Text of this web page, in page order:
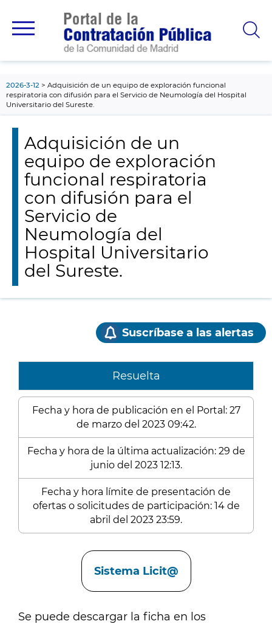
principal
2026-3-12
Adquisición de un equipo de exploración funcional
respiratoria con difusión para el Servicio de Neumología del Hospital
Universitario del Sureste.
Adquisición de un
equipo de exploración
funcional respiratoria
con difusión para el
Servicio de
Neumología del
Hospital Universitario
del Sureste.
Suscríbase a las alertas
Resuelta
Fecha y hora de publicación en el Portal: 27
de marzo del 2023 09:42.
Fecha y hora de la última actualización: 29 de
junio del 2023 12:13.
Fecha y hora límite de presentación de
ofertas o solicitudes de participación: 14 de
abril del 2023 23:59.
Sistema Licit@
Se puede descargar la ficha en los